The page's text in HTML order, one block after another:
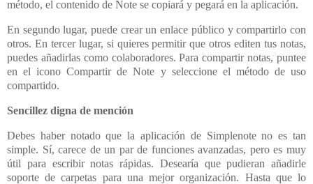
método, el contenido de Note se copiará y pegará en la aplicación.
En segundo lugar, puede crear un enlace público y compartirlo con
otros. En tercer lugar, si quieres permitir que otros editen tus notas,
puedes añadirlas como colaboradores. Para compartir notas, puntee
en el icono Compartir de Note y seleccione el método de uso
compartido.
Sencillez digna de mención
Debes haber notado que la aplicación de Simplenote no es tan
simple. Sí, carece de un par de funciones avanzadas, pero es muy
útil para escribir notas rápidas. Desearía que pudieran añadirle
soporte de carpetas para una mejor organización. Hasta que lo